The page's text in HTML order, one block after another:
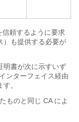
信頼するように要求
）も提供する必要が
明書が次に示すいず
ンターフェイス経由
。
ものと同じ CA によ